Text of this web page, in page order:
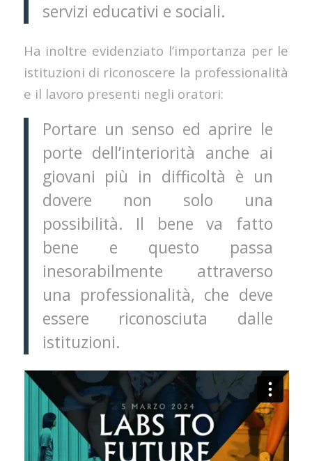
servizi educativi e sociali.
Ha inoltre evidenziato l’importanza per le
istituzioni di riconoscere la professionalità
e il lavoro presenti negli oratori:
Portare un senso ed aprire le
porte dell’interiorità anche ai
giovani più in difficoltà è un
dovere non solo una
possibilità. Il bene va fatto
bene e questo passa
inesorabilmente attraverso
una professionalità, che deve
essere riconosciuta dalle
istituzioni.